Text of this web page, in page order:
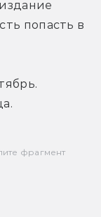
попасть в
фрагмент